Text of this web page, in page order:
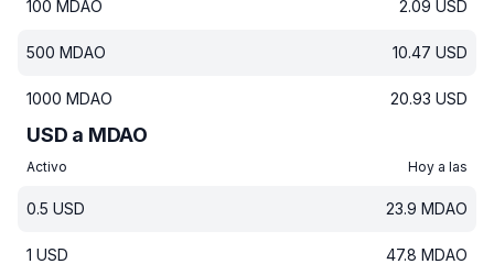
100 MDAO 2.09 USD
500 MDAO 10.47 USD
1000 MDAO 20.93 USD
USD a MDAO
Activo Hoy a las
0.5 USD 23.9 MDAO
1 USD 47.8 MDAO